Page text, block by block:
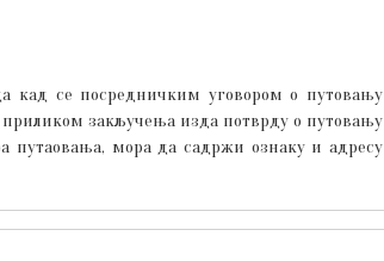
кад се посредничким уговором о путовању
закључења изда потврду о путовању
путаовања, мора да садржи ознаку и адресу